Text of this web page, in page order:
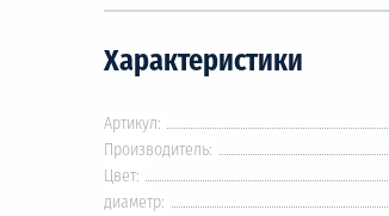
Характеристики
Артикул:
Производитель:
Цвет:
диаметр: